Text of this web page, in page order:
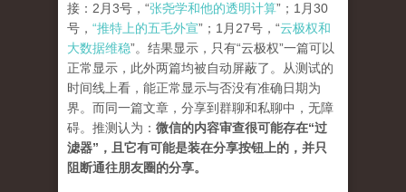
接：2月3号，“张尧学和他的透明计算”；1月30
号， “推特上的五毛外宣”；1月27号，“云极权和
大数据维稳”。结果显示，只有“云极权”一篇可以
正常显示，此外两篇均被自动屏蔽了。从测试的
时间线上看，能正常显示与否没有准确日期为
界。而同一篇文章，分享到群聊和私聊中，无障
碍。推测认为： 微信的内容审查很可能存在“过
滤器”，且它有可能是装在分享按钮上的，并只
阻断通往朋友圈的分享。